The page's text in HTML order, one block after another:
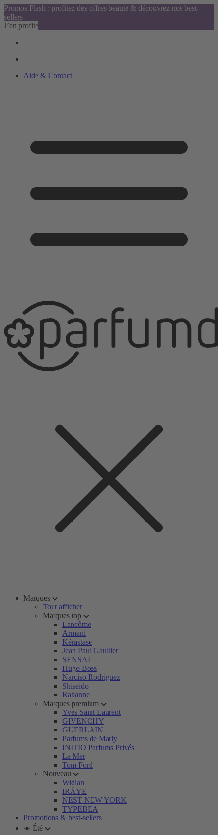
Promos Flash : profitez des offres beauté & découvrez nos best-
sellers
J’en profite
Aide & Contact
Marques
Tout afficher
Marques top
Lancôme
Armani
Kérastase
Jean Paul Gaultier
SENSAI
Hugo Boss
Narciso Rodriguez
Shiseido
Rabanne
Marques premium
Yves Saint Laurent
GIVENCHY
GUERLAIN
Parfums de Marly
INITIO Parfums Privés
La Mer
Tom Ford
Nouveau
Widian
IRÄYE
NEST NEW YORK
TYPEBEA
Promotions & best-sellers
☀️ Été